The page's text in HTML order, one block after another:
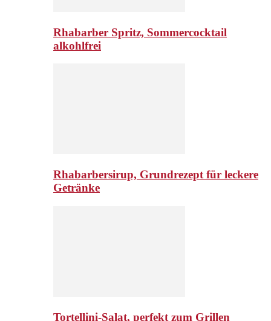
Rhabarber Spritz, Sommercocktail
alkohlfrei
Rhabarbersirup, Grundrezept für leckere
Getränke
Tortellini-Salat, perfekt zum Grillen